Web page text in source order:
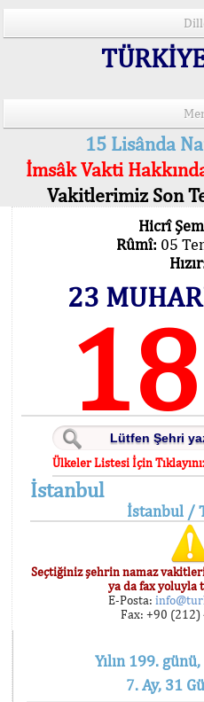
15 Lisânda
İmsâk Vakti
Vakitlerimiz Son
Hicrî
Rûmî: 05
23
18
Ülkeler Listesi İçin
İstanbul
İstanbul /
Seçtiğiniz şehrin namaz
ya da fax yoluyla
E-Posta:
Fax: +90 (212)
Yılın 199.
7. Ay, 31